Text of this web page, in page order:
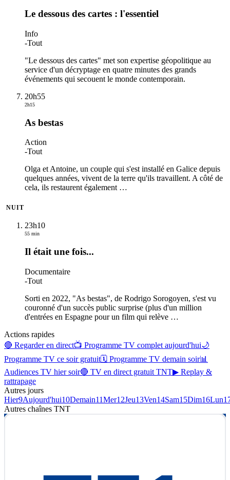
Le dessous des cartes : l'essentiel
Info
-Tout
"Le dessous des cartes" met son expertise géopolitique au
service d'un décryptage en quatre minutes des grands
événements qui secouent le monde contemporain.
20h55
2h15
As bestas
Action
-Tout
Olga et Antoine, un couple qui s'est installé en Galice depuis
quelques années, vivent de la terre qu'ils travaillent. A côté de
cela, ils restaurent également …
NUIT
23h10
55 min
Il était une fois...
Documentaire
-Tout
Sorti en 2022, "As bestas", de Rodrigo Sorogoyen, s'est vu
couronné d'un succès public surprise (plus d'un million
d'entrées en Espagne pour un film qui relève …
Actions rapides
🔴 Regarder en direct📺 Programme TV complet aujourd'hui🌙
Programme TV ce soir gratuit🗓 Programme TV demain soir📊
Audiences TV hier soir🔴 TV en direct gratuit TNT▶ Replay &
rattrapage
Autres jours
Hier9Aujourd'hui10Demain11Mer12Jeu13Ven14Sam15Dim16Lun
Autres chaînes TNT